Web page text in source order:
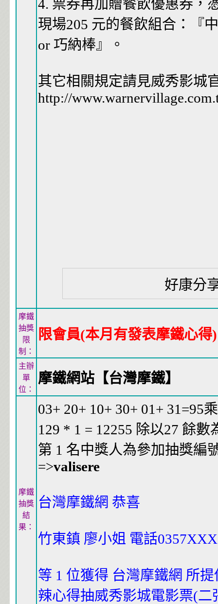
4. 票券再加贈餐飲優惠券，
現場205 元的餐飲組合：『
or 巧納棒』。
其它相關規定請見威秀影城
http://
好康分
摩鐵
抽獎
限
制：
限會員(本月有發表摩鐵心得)
主辦
單
位：
摩鐵網站【台灣摩鐵】
摩鐵
抽獎
結
果：
03+ 20+ 10+ 30+ 01+ 31=95
129 * 1 = 12255 除以27 餘數
第 1 名中獎人為參加抽獎編
=>valisere
台灣摩鐵網 恭喜
竹東鎮 廖小姐 電話
等 1 位獲得 台灣摩鐵網 所
辣心得抽威秀影城電影票(二